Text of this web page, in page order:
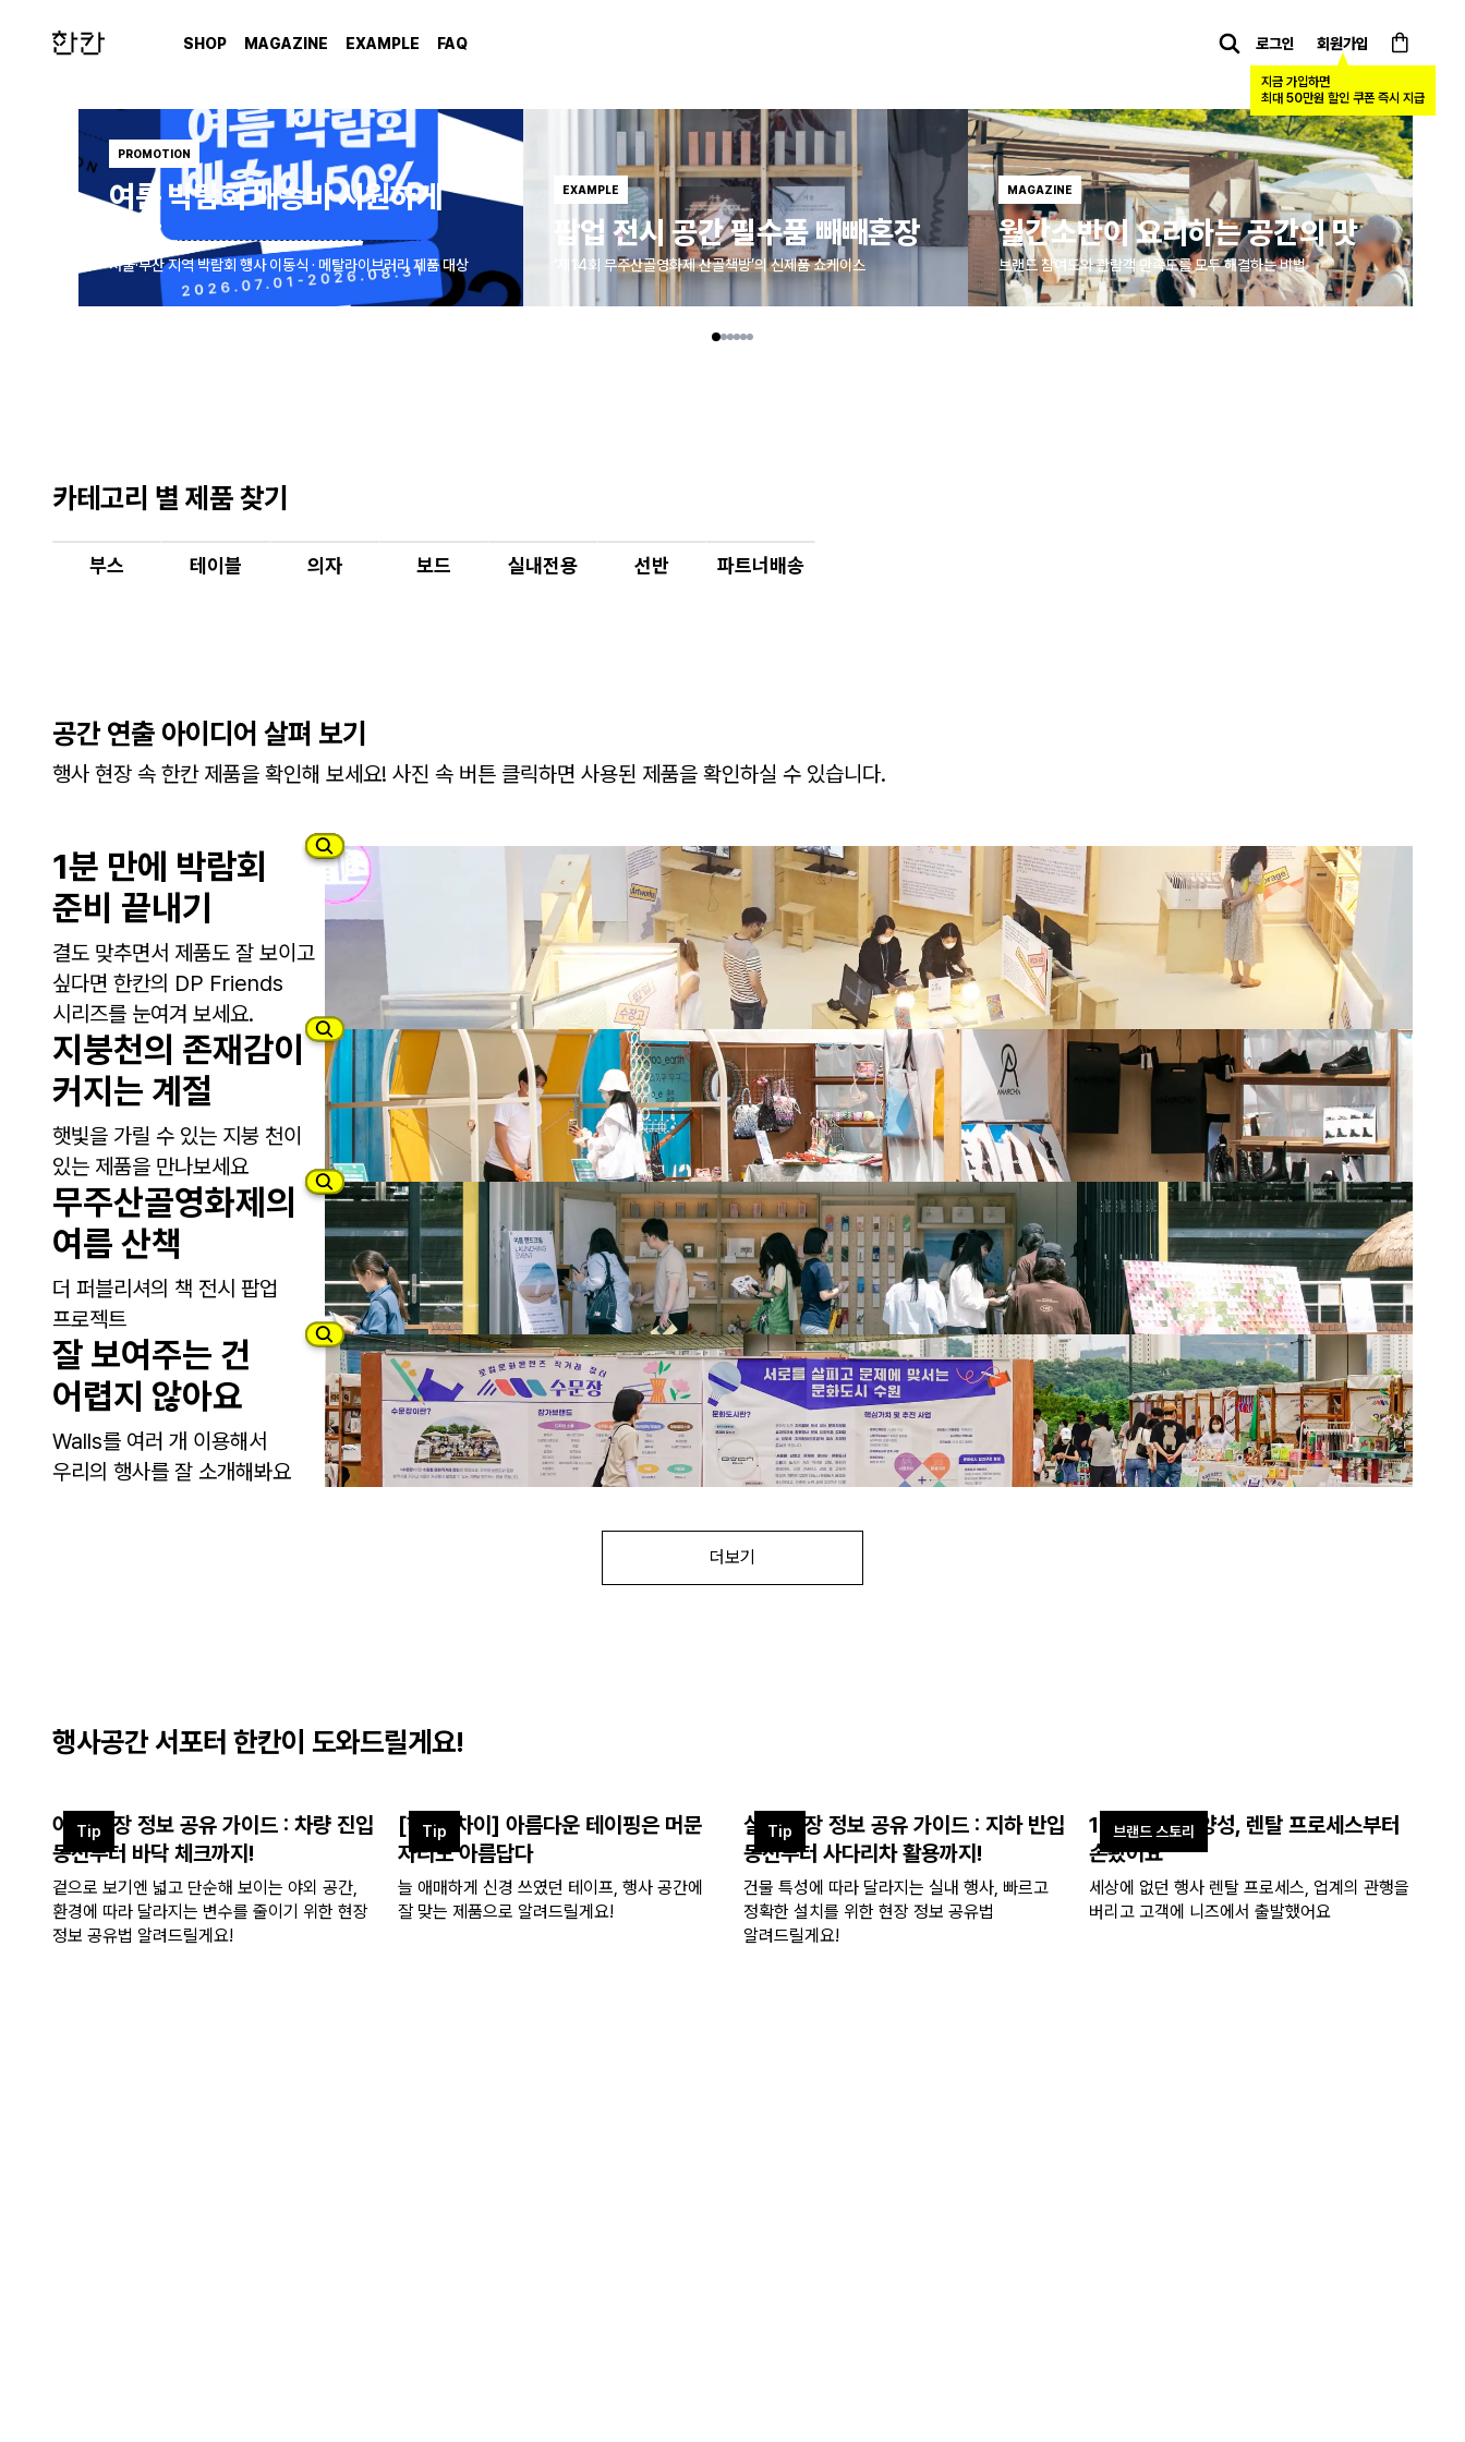
SHOP MAGAZINE EXAMPLE
FAQ
Calendar
로그인 회원가입
지금 가입하면
최대 50만원 할인 쿠폰 즉시 지급
카트
PROMOTION
여름 박람회 배송비 시원하게
반값
서울·부산 지역 박람회 행사 이동식 · 메탈라이브러리 제품 대상
EXAMPLE
팝업 전시 공간 필수품 빼빼혼장
‘제14회 무주산골영화제 산골책방’의 신제품 쇼케이스
MAGAZINE
월간소반이 요리하는 공간의 맛
브랜드 참여도와 관람객 만족도를 모두 해결하는 비법
카테고리 별 제품 찾기
부스 테이블 의자 보드 실내전용 선반 파트너배송
공간 연출 아이디어 살펴 보기
행사 현장 속 한칸 제품을 확인해 보세요! 사진 속 버튼 클릭하면 사용된 제품을 확인하실 수 있습니다.
1분 만에 박람회
준비 끝내기
결도 맞추면서 제품도 잘 보이고
싶다면 한칸의 DP Friends
시리즈를 눈여겨 보세요.
지붕천의 존재감이
커지는 계절
햇빛을 가릴 수 있는 지붕 천이
있는 제품을 만나보세요
무주산골영화제의
여름 산책
더 퍼블리셔의 책 전시 팝업
프로젝트
잘 보여주는 건
어렵지 않아요
Walls를 여러 개 이용해서
우리의 행사를 잘 소개해봐요
더보기
행사공간 서포터 한칸이 도와드릴게요!
Tip
야외 현장 정보 공유 가이드 : 차량 진입
동선부터 바닥 체크까지!
겉으로 보기엔 넓고 단순해 보이는 야외 공간,
환경에 따라 달라지는 변수를 줄이기 위한 현장
정보 공유법 알려드릴게요!
Tip
[한 끗 차이] 아름다운 테이핑은 머문
자리도 아름답다
늘 애매하게 신경 쓰였던 테이프, 행사 공간에
잘 맞는 제품으로 알려드릴게요!
Tip
실내 현장 정보 공유 가이드 : 지하 반입
동선부터 사다리차 활용까지!
건물 특성에 따라 달라지는 실내 행사, 빠르고
정확한 설치를 위한 현장 정보 공유법
알려드릴게요!
브랜드 스토리
10만 행사왕 양성, 렌탈 프로세스부터
손봤어요
세상에 없던 행사 렌탈 프로세스, 업계의 관행을
버리고 고객에 니즈에서 출발했어요